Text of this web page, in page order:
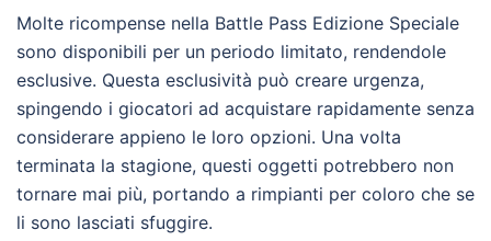
Molte ricompense nella Battle Pass Edizione Speciale
sono disponibili per un periodo limitato, rendendole
esclusive. Questa esclusività può creare urgenza,
spingendo i giocatori ad acquistare rapidamente senza
considerare appieno le loro opzioni. Una volta
terminata la stagione, questi oggetti potrebbero non
tornare mai più, portando a rimpianti per coloro che se
li sono lasciati sfuggire.